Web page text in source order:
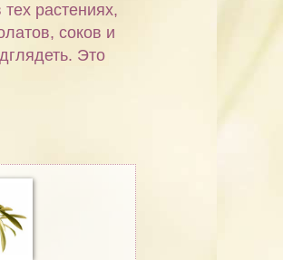
растениях,
соков и
Это